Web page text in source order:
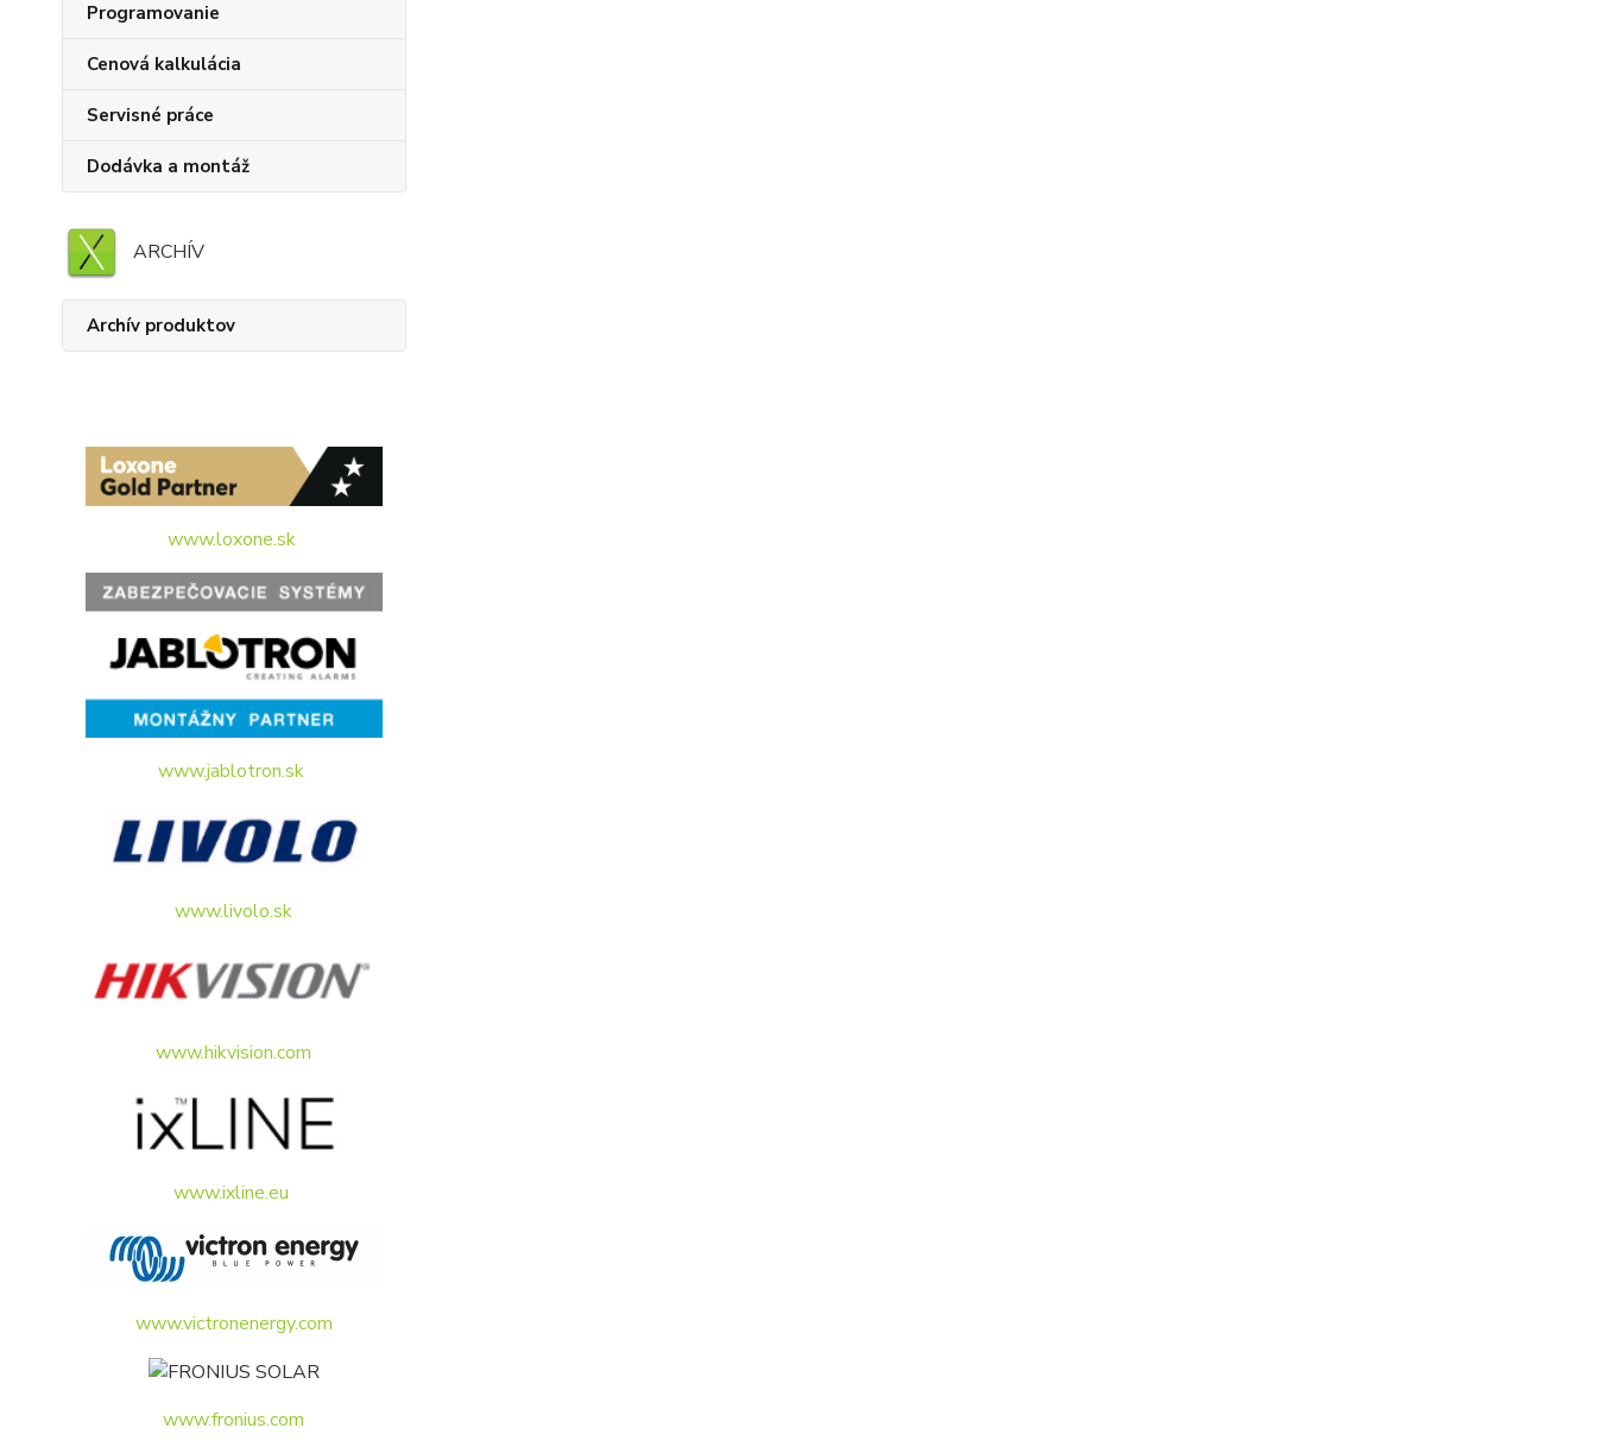
Programovanie
Cenová kalkulácia
Servisné práce
Dodávka a montáž
ARCHÍV
Archív produktov
www.loxone.sk
www.jablotron.sk
www.livolo.sk
www.hikvision.com
www.ixline.eu
www.victronenergy.com
www.fronius.com